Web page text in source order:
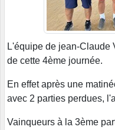
L'équipe de jean-Claude
de cette 4ème journée.
En effet après une
avec 2 parties perdues,
Vainqueurs à la 3ème